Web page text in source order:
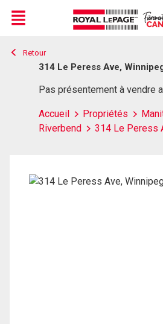
Live
En Direct
Menu
Retour
314 Le Peress Ave,
Pas présentement à vendre
Accueil Propriétés
Riverbend
314 Le Peress